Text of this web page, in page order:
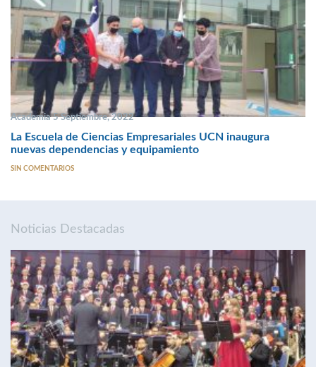
Academia 5 Septiembre, 2022
La Escuela de Ciencias Empresariales UCN inaugura
nuevas dependencias y equipamiento
SIN COMENTARIOS
Noticias Destacadas